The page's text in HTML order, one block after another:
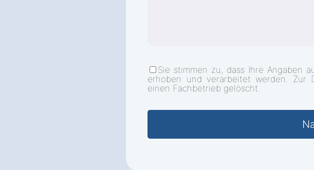
Sie stimmen zu, dass Ihre Angaben
erhoben und verarbeitet werden. Zur
einen Fachbetrieb gelöscht.